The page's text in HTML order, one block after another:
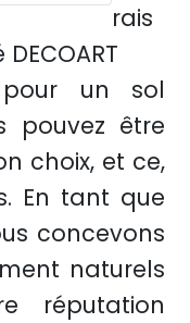
rais
un sol
pouvez être
choix, et ce,
En tant que
concevons
naturels
réputation